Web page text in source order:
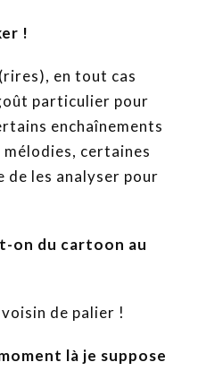
!
en tout cas
particulier pour
enchaînements
certaines
de les analyser pour
on du cartoon au
de palier !
là je suppose